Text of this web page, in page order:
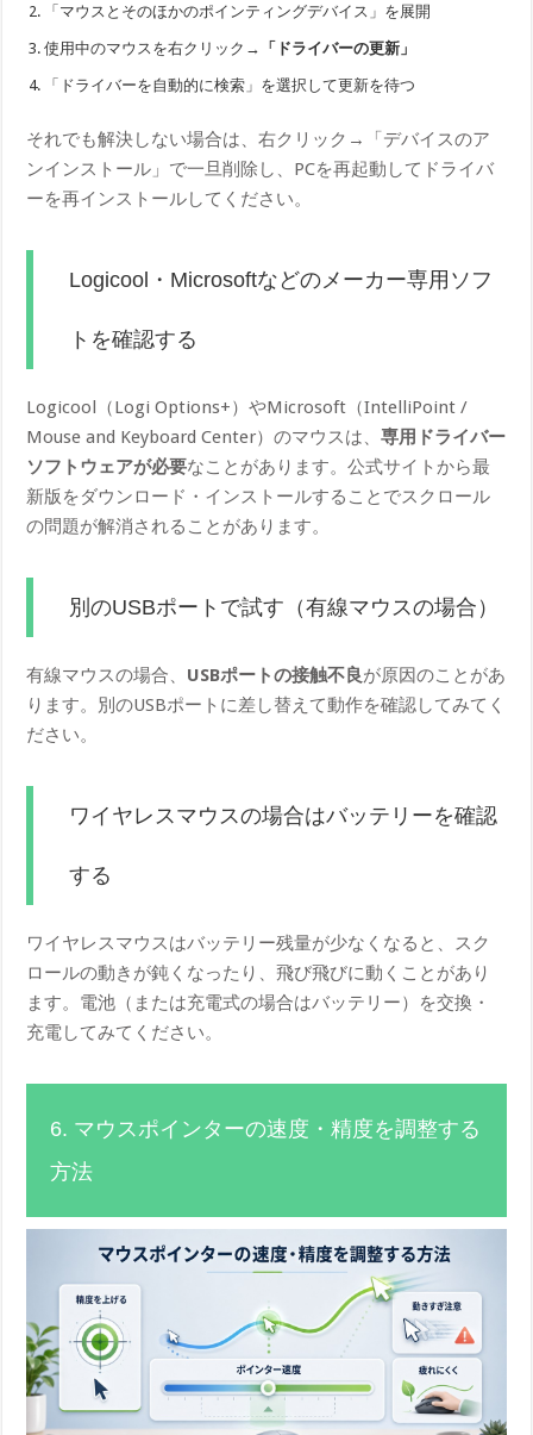
「マウスとそのほかのポインティングデバイス」を展開
使用中のマウスを右クリック→ 「ドライバーの更新」
「ドライバーを自動的に検索」を選択して更新を待つ
それでも解決しない場合は、右クリック→「デバイスのア
ンインストール」で一旦削除し、PCを再起動してドライバ
ーを再インストールしてください。
Logicool・Microsoftなどのメーカー専用ソフ
トを確認する
Logicool（Logi Options+）やMicrosoft（IntelliPoint /
Mouse a​nd Keyboard Center）のマウスは、専用ドライバー
ソフトウェアが必要なことがあります。公式サイトから最
新版をダウンロード・インストールすることでスクロール
の問題が解消されることがあります。
別のUSBポートで試す（有線マウスの場合）
有線マウスの場合、 USBポートの接触不良が原因のことがあ
ります。別のUSBポートに差し替えて動作を確認してみてく
ださい。
ワイヤレスマウスの場合はバッテリーを確認
する
ワイヤレスマウスはバッテリー残量が少なくなると、スク
ロールの動きが鈍くなったり、飛び飛びに動くことがあり
ます。電池（または充電式の場合はバッテリー）を交換・
充電してみてください。
6. マウスポインターの速度・精度を調整する
方法